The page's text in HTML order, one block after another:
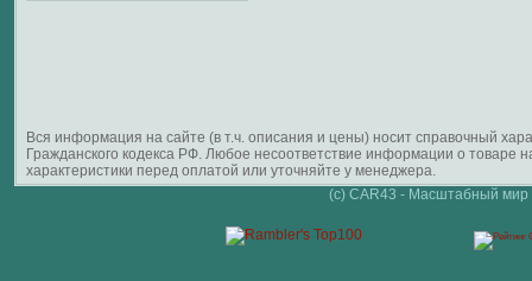
Вся информация на сайте (в т.ч. описания и цены) носит справочный
Гражданского кодекса РФ. Любое несоответствие информации о
характеристики перед оплатой или уточняйте у менеджера.
(c) CAR43 - Масштабный мир